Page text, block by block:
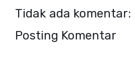
Tidak ada komentar:
Posting Komentar